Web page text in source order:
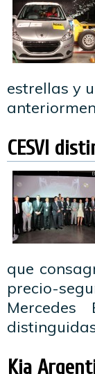
estrellas y
CESVI
que
precio-
Kia